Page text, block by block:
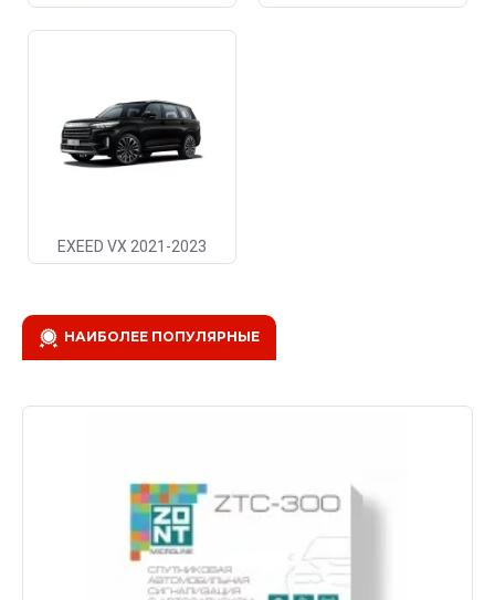
EXEED VX 2021-2023
НАИБОЛЕЕ ПОПУЛЯРНЫЕ